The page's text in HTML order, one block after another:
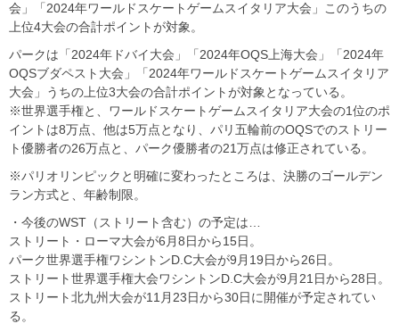
会」「2024年ワールドスケートゲームスイタリア大会」このうちの
上位4大会の合計ポイントが対象。
パークは「2024年ドバイ大会」「2024年OQS上海大会」「2024年
OQSブダペスト大会」「2024年ワールドスケートゲームスイタリア
大会」うちの上位3大会の合計ポイントが対象となっている。
※世界選手権と、ワールドスケートゲームスイタリア大会の1位のポ
イントは8万点、他は5万点となり、パリ五輪前のOQSでのストリー
ト優勝者の26万点と、パーク優勝者の21万点は修正されている。
※パリオリンピックと明確に変わったところは、決勝のゴールデン
ラン方式と、年齢制限。
・今後のWST（ストリート含む）の予定は…
ストリート・ローマ大会が6月8日から15日。
パーク世界選手権ワシントンD.C大会が9月19日から26日。
ストリート世界選手権大会ワシントンD.C大会が9月21日から28日。
ストリート北九州大会が11月23日から30日に開催が予定されてい
る。